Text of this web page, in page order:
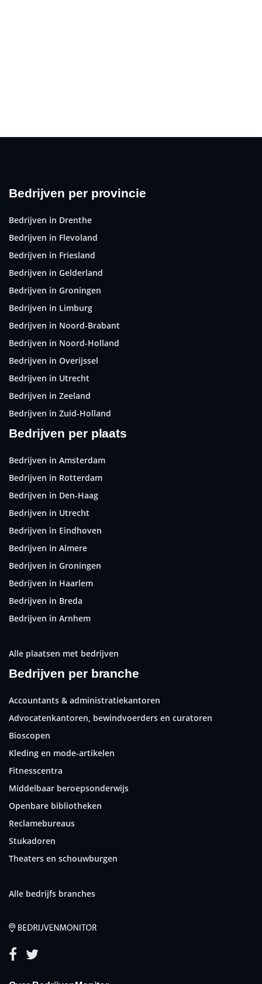
Bedrijven per provincie
Bedrijven in Drenthe
Bedrijven in Flevoland
Bedrijven in Friesland
Bedrijven in Gelderland
Bedrijven in Groningen
Bedrijven in Limburg
Bedrijven in Noord-Brabant
Bedrijven in Noord-Holland
Bedrijven in Overijssel
Bedrijven in Utrecht
Bedrijven in Zeeland
Bedrijven in Zuid-Holland
Bedrijven per plaats
Bedrijven in Amsterdam
Bedrijven in Rotterdam
Bedrijven in Den-Haag
Bedrijven in Utrecht
Bedrijven in Eindhoven
Bedrijven in Almere
Bedrijven in Groningen
Bedrijven in Haarlem
Bedrijven in Breda
Bedrijven in Arnhem
Alle plaatsen met bedrijven
Bedrijven per branche
Accountants & administratiekantoren
Advocatenkantoren, bewindvoerders en curatoren
Bioscopen
Kleding en mode-artikelen
Fitnesscentra
Middelbaar beroepsonderwijs
Openbare bibliotheken
Reclamebureaus
Stukadoren
Theaters en schouwburgen
Alle bedrijfs branches